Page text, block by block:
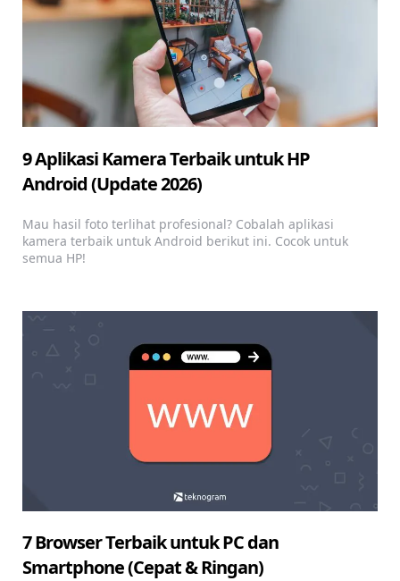
9 Aplikasi Kamera Terbaik untuk HP
Android (Update 2026)
Mau hasil foto terlihat profesional? Cobalah aplikasi
kamera terbaik untuk Android berikut ini. Cocok untuk
semua HP!
7 Browser Terbaik untuk PC dan
Smartphone (Cepat & Ringan)